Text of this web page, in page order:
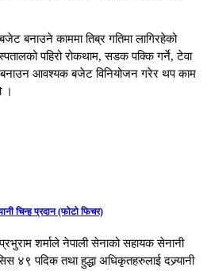
बनाउने काममा तिब्र गतिमा लागिरहेको
पहिरो रोकथाम, सडक पक्कि गर्ने, टेवा
बनाउन आवश्यक बजेट विनियोजन गरेर थप काम
।
चिन्ह प्रदान (फोटो फिचर)
शर्माले नेपाली सेनाको सहायक सेनानी
४९ पदिक तथा हुद्धा अधिकृतहरुलाई दज्र्यानी